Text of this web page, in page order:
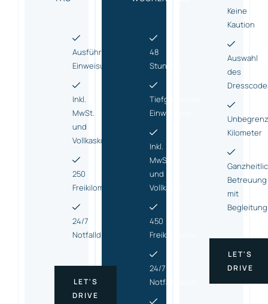
Ausführliche
Einweisung
Inkl.
MwSt.
und
Vollkasko
250
Freikilometer
24/7
Notfalldienst
LET'S
DRIVE
48
Stunden
Tiefgreifende
Einweisung
Inkl.
MwSt.
und
Vollkasko
450
Freikilometer
24/7
Notfalldienst
Keine
Kaution
Auswahl
des
Kilometer
Betreuung
mit
Begleitung
LET'S
DRIVE